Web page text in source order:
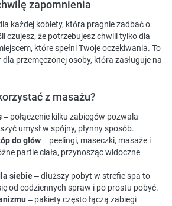
zapomnienia
każdej kobiety, która pragnie zadbać o
czujesz, że potrzebujesz chwili tylko dla
które spełni Twoje oczekiwania. To
przemęczonej osoby, która zasługuje na
z masażu?
– połączenie kilku zabiegów pozwala
umysł w spójny, płynny sposób.
do głów– peelingi, maseczki, masaże i
partie ciała, przynosząc widoczne
siebie– dłuższy pobyt w strefie spa to
od codziennych spraw i po prostu pobyć.
– pakiety często łączą zabiegi